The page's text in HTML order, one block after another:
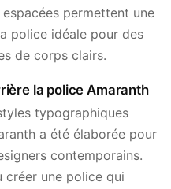
permettent une
police idéale pour des
de corps clairs.
la police Amaranth
typographiques
a été élaborée pour
contemporains.
créer une police qui